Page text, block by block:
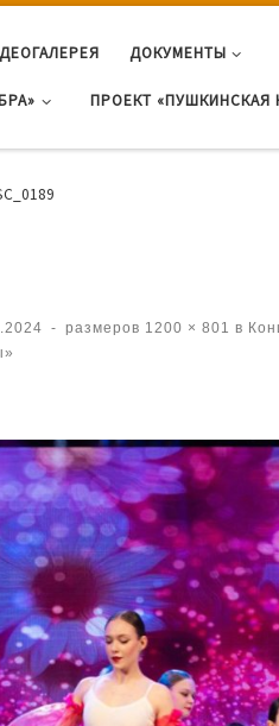
ДОКУМЕНТЫ
ПРОЕКТ «ПУШКИНСКАЯ
- размеров 1200 × 801 в